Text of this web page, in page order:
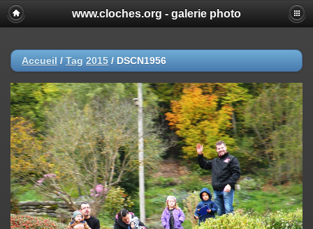
www.cloches.org - galerie photo
Accueil / Tag 2015 / DSCN1956